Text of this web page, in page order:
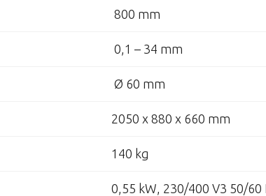
800 mm
0,1 – 34 mm
Ø 60 mm
2050 x 880 x 660 mm
140 kg
0,55 kW, 230/400 V3 50/60